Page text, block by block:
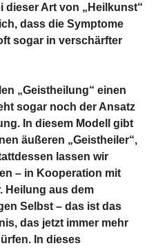
dieser Art von „Heilkunst“
dass die Symptome
sogar in verschärfter
„Geistheilung“ einen
sogar noch der Ansatz
In diesem Modell gibt
äußeren „Geistheiler“,
lassen wir
– in Kooperation mit
Heilung aus dem
Selbst – das ist das
das jetzt immer mehr
In dieses